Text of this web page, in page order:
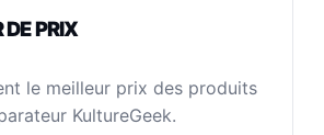
PRIX
le meilleur prix des produits
KultureGeek.